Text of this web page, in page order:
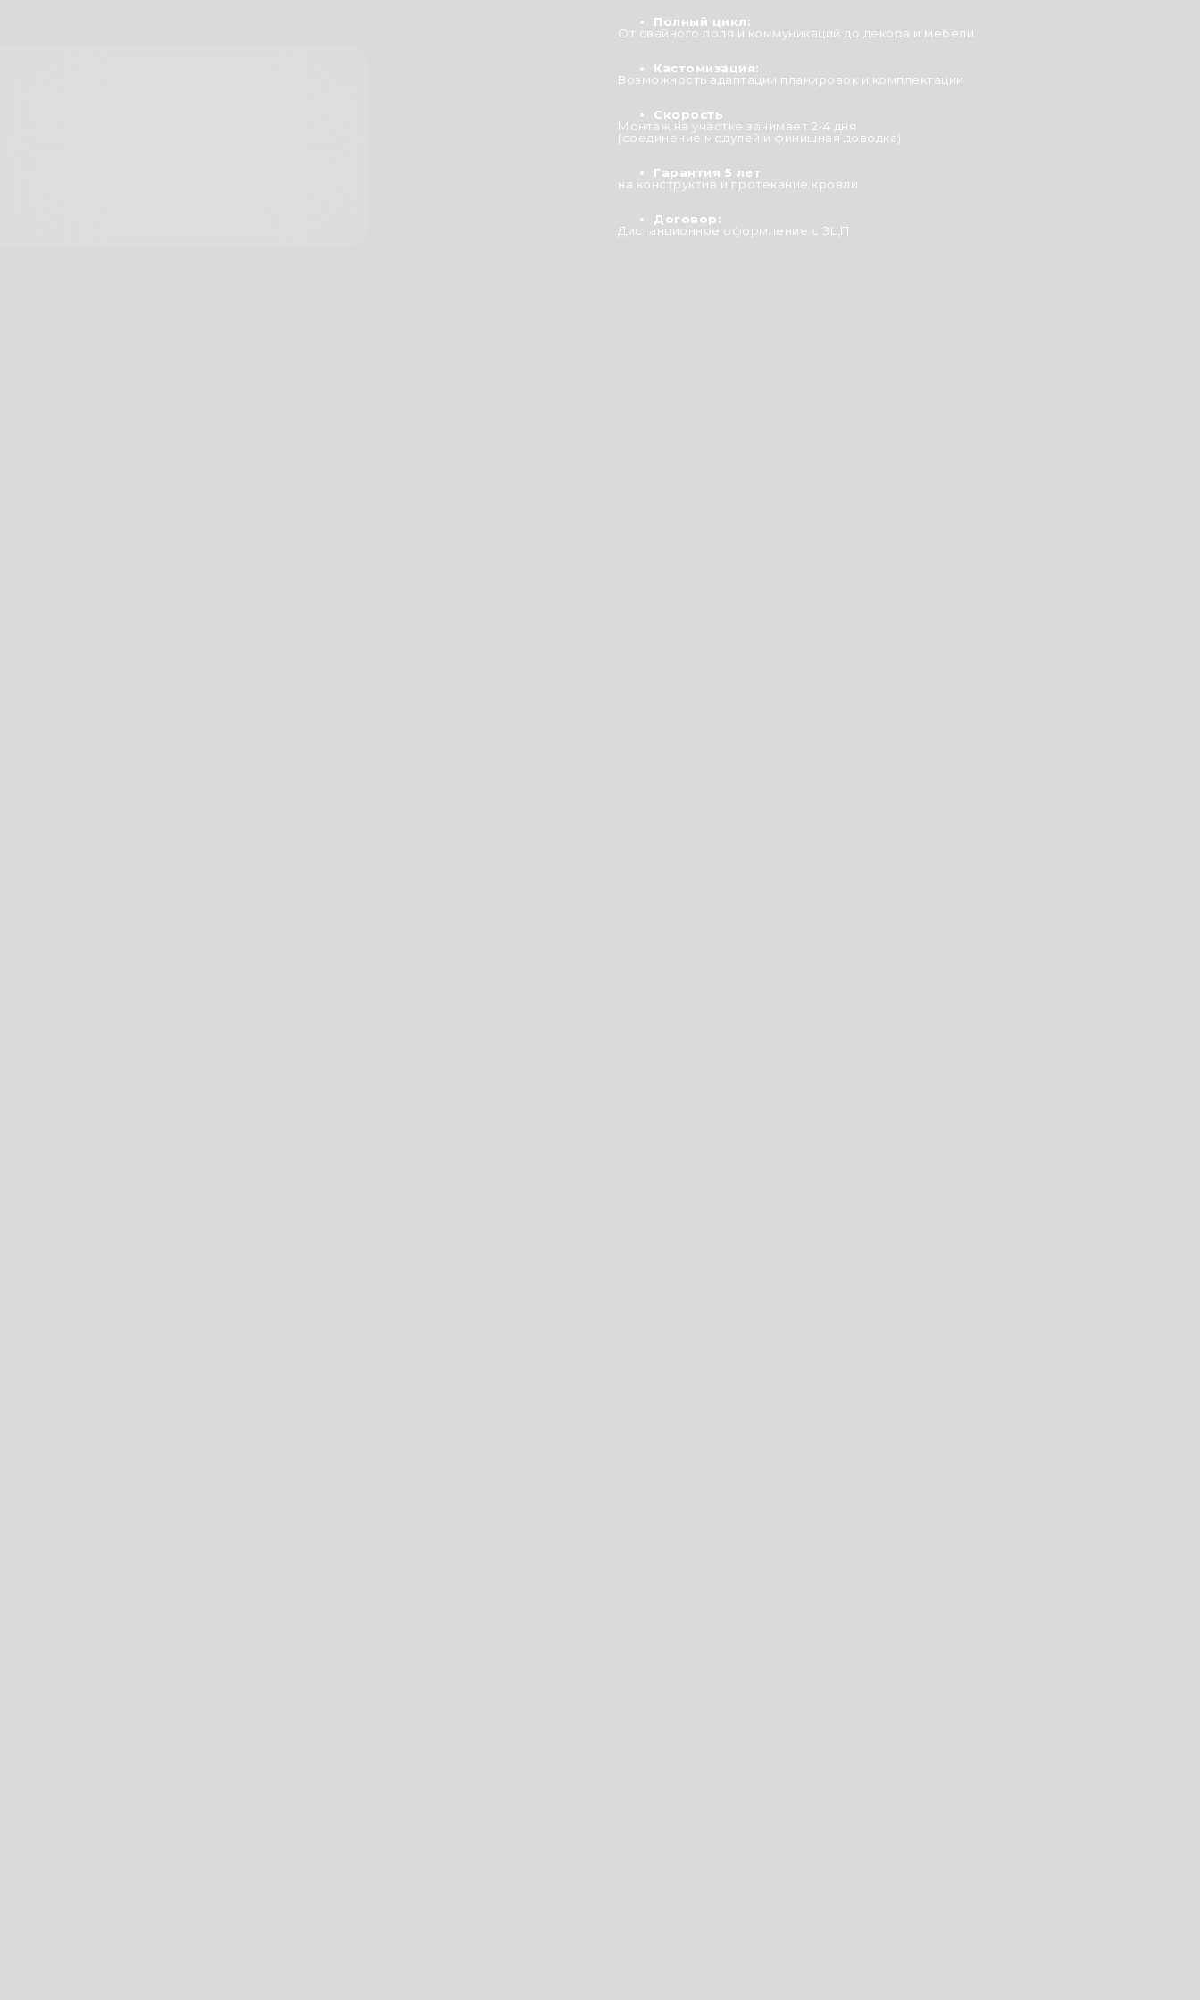
Полный цикл:
От свайного поля и коммуникаций до декора и мебели
Кастомизация:
Возможность адаптации планировок и комплектации
Скорость
Монтаж на участке занимает 2-4 дня
(соединение модулей и финишная доводка)
Гарантия 5 лет
на конструктив и протекание кровли.
Договор:
Дистанционное оформление с ЭЦП.